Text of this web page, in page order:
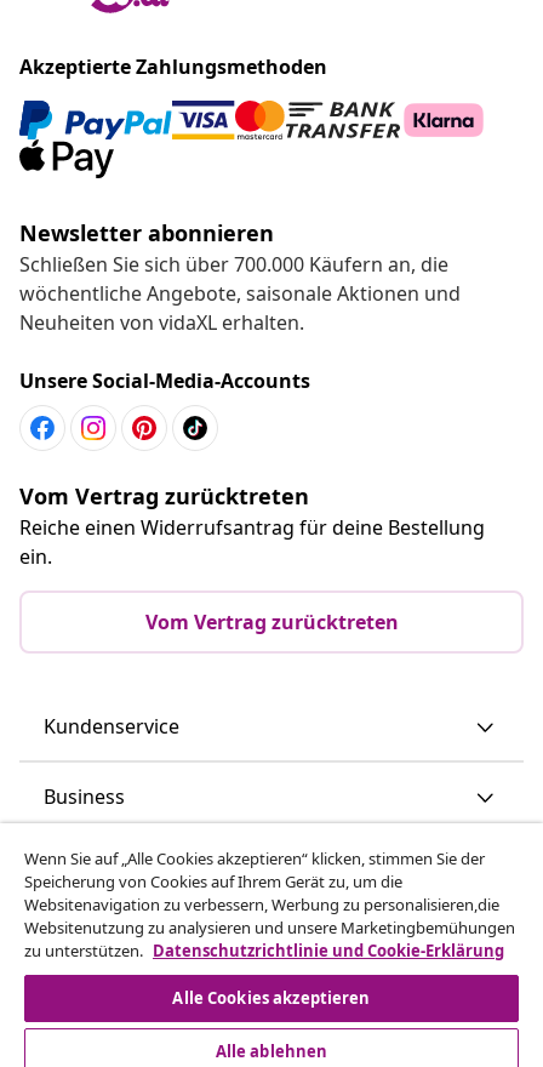
Akzeptierte Zahlungsmethoden
Newsletter abonnieren
Schließen Sie sich über 700.000 Käufern an, die
wöchentliche Angebote, saisonale Aktionen und
Neuheiten von vidaXL erhalten.
Unsere Social-Media-Accounts
Vom Vertrag zurücktreten
Reiche einen Widerrufsantrag für deine Bestellung
ein.
Vom Vertrag zurücktreten
Kundenservice
Business
vidaXL
Mehr entdecken
Wenn Sie auf „Alle Cookies akzeptieren“ klicken, stimmen Sie der
Speicherung von Cookies auf Ihrem Gerät zu, um die
Websitenavigation zu verbessern, Werbung zu personalisieren,die
Websitenutzung zu analysieren und unsere Marketingbemühungen
zu unterstützen. Datenschutzrichtlinie und Cookie-Erklärung
Alle Cookies akzeptieren
Alle ablehnen